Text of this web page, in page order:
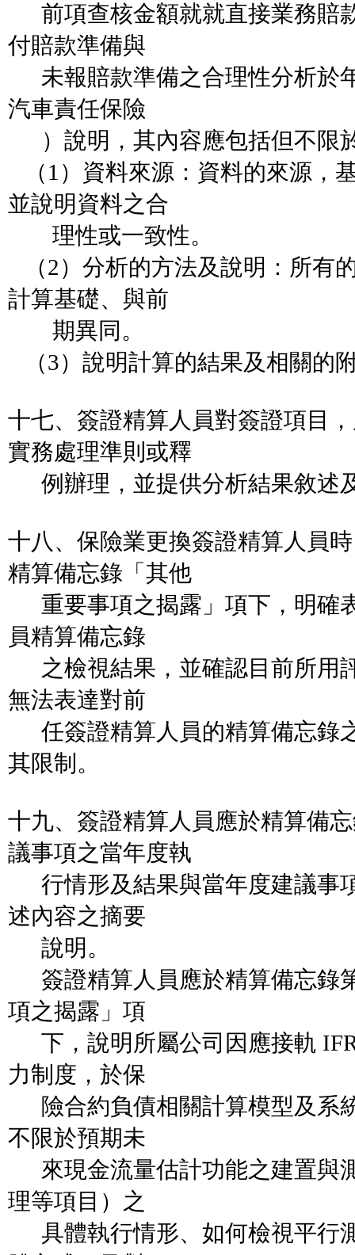
前項查核金額就就直接業務賠
付賠款準備與
未報賠款準備之合理性分析於
汽車責任保險
）說明，其內容應包括但不限
（1）資料來源：資料的來源，
並說明資料之合
理性或一致性。
（2）分析的方法及說明：所有
計算基礎、與前
期異同。
（3）說明計算的結果及相關的
十七、簽證精算人員對簽證項目
實務處理準則或釋
例辦理，並提供分析結果敘述
十八、保險業更換簽證精算人員
精算備忘錄「其他
重要事項之揭露」項下，明確
員精算備忘錄
之檢視結果，並確認目前所用
無法表達對前
任簽證精算人員的精算備忘錄
其限制。
十九、簽證精算人員應於精算備
議事項之當年度執
行情形及結果與當年度建議事
述內容之摘要
說明。
簽證精算人員應於精算備忘錄
項之揭露」項
下，說明所屬公司因應接軌
力制度，於保
險合約負債相關計算模型及系
不限於預期未
來現金流量估計功能之建置與
理等項目）之
具體執行情形、如何檢視平行